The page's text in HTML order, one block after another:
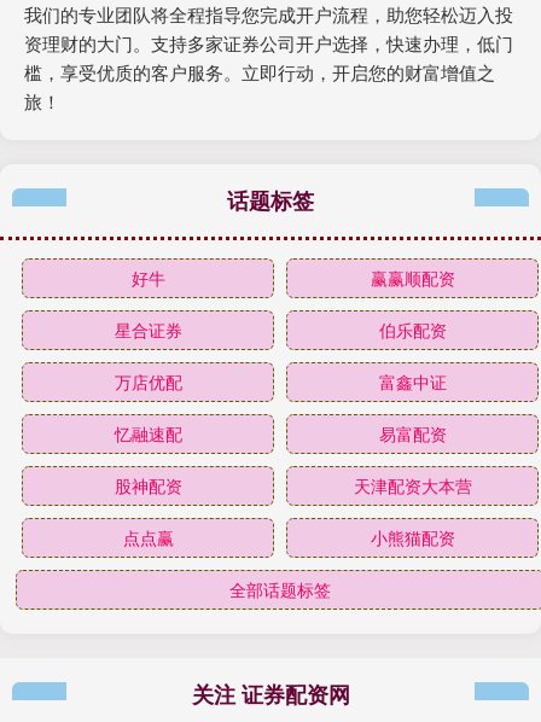
我们的专业团队将全程指导您完成开户流程，助您轻松迈入投
资理财的大门。支持多家证券公司开户选择，快速办理，低门
槛，享受优质的客户服务。立即行动，开启您的财富增值之
旅！
话题标签
好牛 赢赢顺配资
星合证券 伯乐配资
万店优配 富鑫中证
忆融速配 易富配资
股神配资 天津配资大本营
点点赢 小熊猫配资
全部话题标签
关注 证券配资网